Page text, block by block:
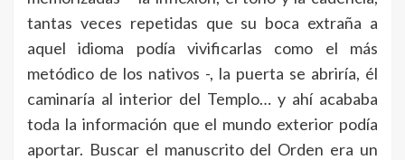
tantas veces repetidas que su boca extraña a
aquel idioma podía vivificarlas como el más
metódico de los nativos -, la puerta se abriría, él
caminaría al interior del Templo… y ahí acababa
toda la información que el mundo exterior podía
aportar. Buscar el manuscrito del Orden era un